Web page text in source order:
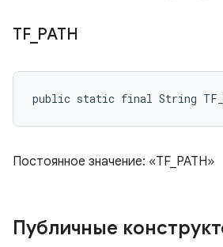
TF_ PATH
public static final String
Постоянное значение: «TF_PATH»
Публичные